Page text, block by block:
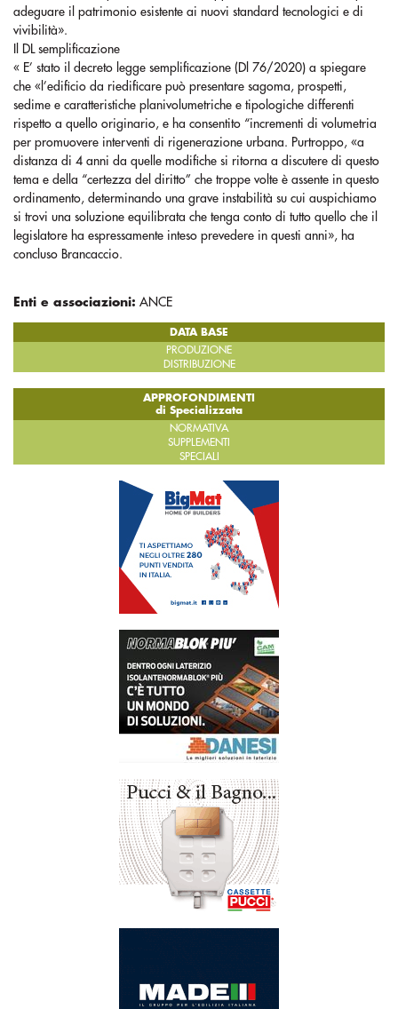
adeguare il patrimonio esistente ai nuovi standard tecnologici e di
vivibilità».
Il DL semplificazione
« E’ stato il decreto legge semplificazione (Dl 76/2020) a spiegare
che «l’edificio da riedificare può presentare sagoma, prospetti,
sedime e caratteristiche planivolumetriche e tipologiche differenti
rispetto a quello originario, e ha consentito “incrementi di volumetria
per promuovere interventi di rigenerazione urbana. Purtroppo, «a
distanza di 4 anni da quelle modifiche si ritorna a discutere di questo
tema e della “certezza del diritto” che troppe volte è assente in questo
ordinamento, determinando una grave instabilità su cui auspichiamo
si trovi una soluzione equilibrata che tenga conto di tutto quello che il
legislatore ha espressamente inteso prevedere in questi anni», ha
concluso Brancaccio.
Enti e associazioni: ANCE
DATA BASE
PRODUZIONE
DISTRIBUZIONE
APPROFONDIMENTI
di Specializzata
NORMATIVA
SUPPLEMENTI
SPECIALI